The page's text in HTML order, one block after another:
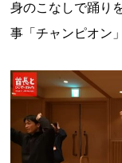
身のこなしで踊り
事「チャンピオン